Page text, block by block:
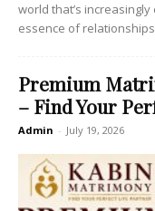
world that’s
essence of
Premium
– Find Your
Admin - July 19, 2026